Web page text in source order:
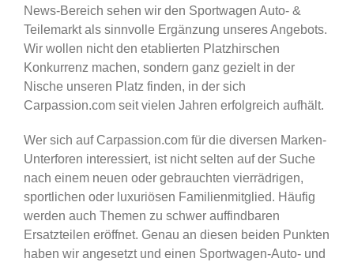
News-Bereich sehen wir den Sportwagen Auto- &
Teilemarkt als sinnvolle Ergänzung unseres Angebots.
Wir wollen nicht den etablierten Platzhirschen
Konkurrenz machen, sondern ganz gezielt in der
Nische unseren Platz finden, in der sich
Carpassion.com seit vielen Jahren erfolgreich aufhält.
Wer sich auf Carpassion.com für die diversen Marken-
Unterforen interessiert, ist nicht selten auf der Suche
nach einem neuen oder gebrauchten vierrädrigen,
sportlichen oder luxuriösen Familienmitglied. Häufig
werden auch Themen zu schwer auffindbaren
Ersatzteilen eröffnet. Genau an diesen beiden Punkten
haben wir angesetzt und einen Sportwagen-Auto- und